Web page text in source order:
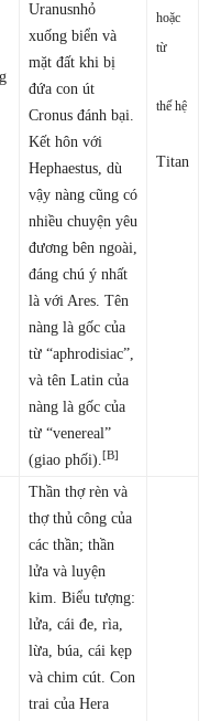
Uranusnhỏ
xuống biển và
mặt đất khi bị
đứa con út
Cronus đánh bại.
Kết hôn với
Hephaestus, dù
vậy nàng cũng có
nhiều chuyện yêu
đương bên ngoài,
đáng chú ý nhất
là với Ares. Tên
nàng là gốc của
từ “aphrodisiac”,
và tên Latin của
nàng là gốc của
từ “venereal”
(giao phối).[B]
hoặc
từ
thế hệ
Titan
Thần thợ rèn và
thợ thủ công của
các thần; thần
lửa và luyện
kim. Biểu tượng:
lửa, cái đe, rìa,
lừa, búa, cái kẹp
và chim cút. Con
trai của Hera